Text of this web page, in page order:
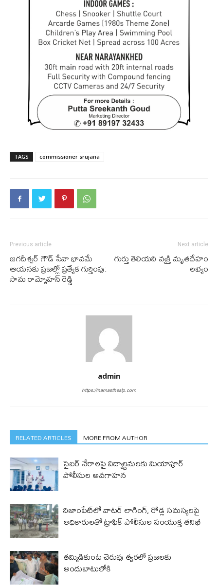
TAGS commissioner srujana
Previous article
జగదీశ్వర్ గౌడ్ సేవా భావమే
ఆయనకు ప్రజల్లో ప్రత్యేక గుర్తింపు:
సామ రామ్మోహన్ రెడ్డి
Next article
గుర్తు తెలియ‌ని వ్య‌క్తి మృత‌దేహం
ల‌భ్యం
admin
https://namastheslp.com
RELATED ARTICLES MORE FROM AUTHOR
సైబర్ నేరాలపై విద్యార్థినులకు మియాపూర్
పోలీసుల అవగాహన
నిజాంపేట్‌లో వాటర్ లాగింగ్, రోడ్ల సమస్యలపై
అధికారులతో ట్రాఫిక్ పోలీసుల సంయుక్త తనిఖీ
తమ్మిడికుంట చెరువు త్వరలో ప్రజలకు
అందుబాటులోకి